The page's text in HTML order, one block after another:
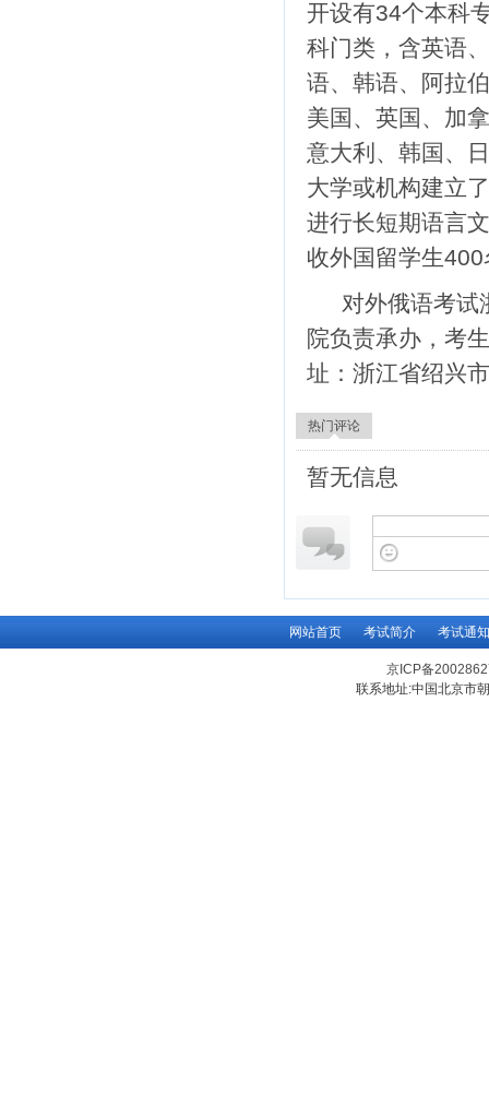
开设有34个本科
科门类，含英语
语、韩语、阿拉
美国、英国、加
意大利、韩国、
大学或机构建立
进行长短期语言
收外国留学生
对外俄语考试
院负责承办，考
址：浙江省绍兴
热门评论
暂无信息
网站首页 考试简介 考试通知
京ICP备
联系地址:中国北京市